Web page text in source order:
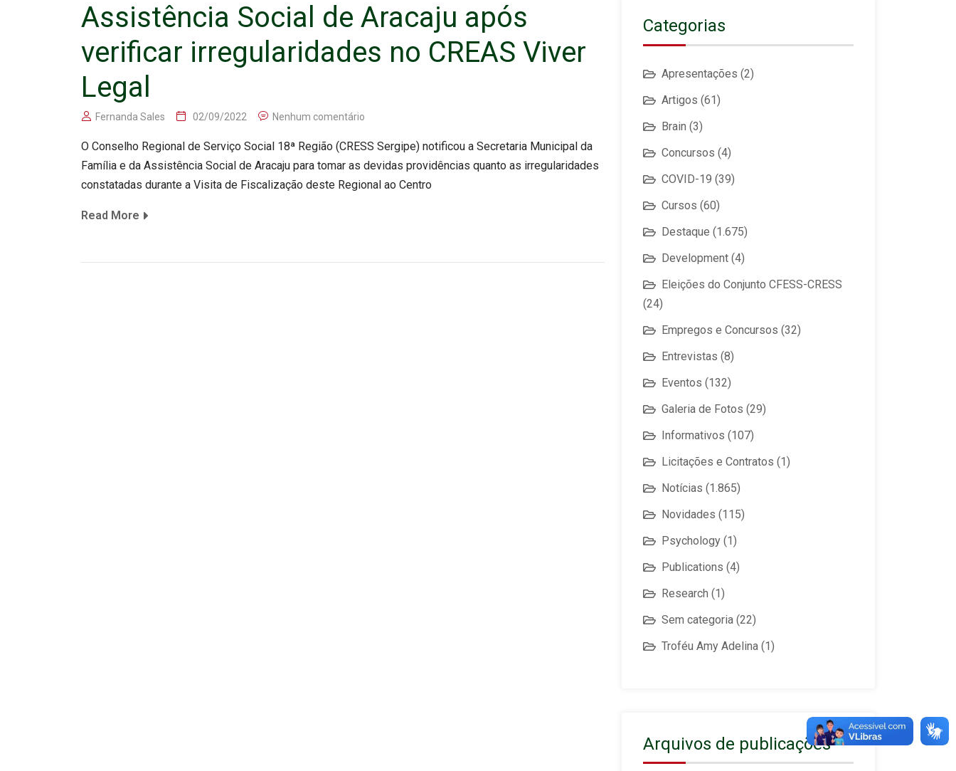
Assistência Social de Aracaju após
verificar irregularidades no CREAS Viver
Legal
Fernanda Sales 02/09/2022 Nenhum comentário
O Conselho Regional de Serviço Social 18ª Região (CRESS Sergipe) notificou a Secretaria Municipal da
Família e da Assistência Social de Aracaju para tomar as devidas providências quanto as irregularidades
constatadas durante a Visita de Fiscalização deste Regional ao Centro
Read More
Categorias
Apresentações (2)
Artigos (61)
Brain (3)
Concursos (4)
COVID-19 (39)
Cursos (60)
Destaque (1.675)
Development (4)
Eleições do Conjunto CFESS-CRESS
(24)
Empregos e Concursos (32)
Entrevistas (8)
Eventos (132)
Galeria de Fotos (29)
Informativos (107)
Licitações e Contratos (1)
Notícias (1.865)
Novidades (115)
Psychology (1)
Publications (4)
Research (1)
Sem categoria (22)
Troféu Amy Adelina (1)
Arquivos de publicações